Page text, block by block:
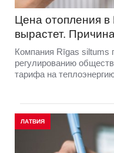
Цена отопления в
вырастет.
Компания Rīgas siltums
регулированию
тарифа на
ЛАТВИЯ